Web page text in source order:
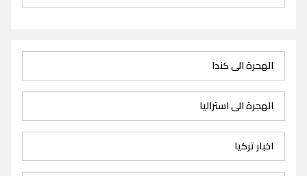
الهجرة الى كندا
الهجرة الى استراليا
اخبار تركيا